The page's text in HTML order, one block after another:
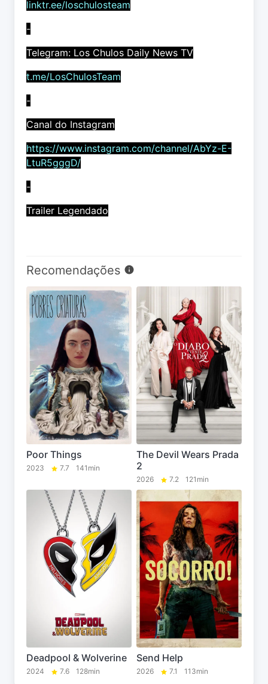
linktr.ee/loschulosteam
-
Telegram: Los Chulos Daily News TV
t.me/LosChulosTeam
-
Canal do Instagram
https://www.instagram.com/channel/AbYz-E-
LtuR5gggD/
-
Trailer Legendado
Recomendações
Poor Things
2023 7.7 141min
The Devil Wears Prada
2
2026 7.2 121min
Deadpool & Wolverine
2024 7.6 128min
Send Help
2026 7.1 113min